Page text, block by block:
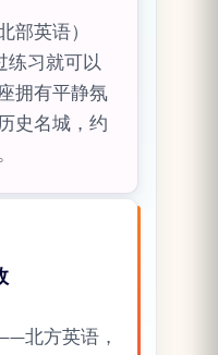
部英语）
习就可以
拥有平静氛
史名城，约
北方英语，